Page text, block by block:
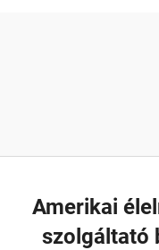
Amerikai
szolgáltató